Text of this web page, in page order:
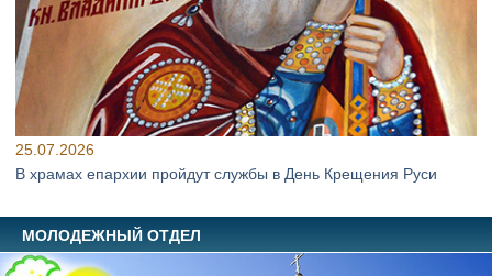
25.07.2026
В храмах епархии пройдут службы в День Крещения Руси
МОЛОДЕЖНЫЙ ОТДЕЛ